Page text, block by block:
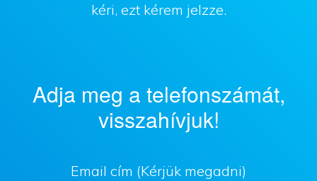
kéri, ezt kérem jelzze.
Adja meg a telefonszámát,
visszahívjuk!
Email cím (Kérjük megadni)